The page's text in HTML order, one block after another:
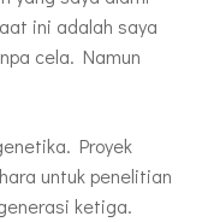
ini adalah saya
cela. Namun
Proyek
untuk penelitian
ketiga.